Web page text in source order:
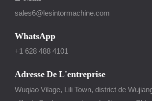
sales6@lesintormachine.com
WhatsApp
+1 628 488 4101
Adresse De L'entreprise
Wuqiao Vilage, Lili Town, district de